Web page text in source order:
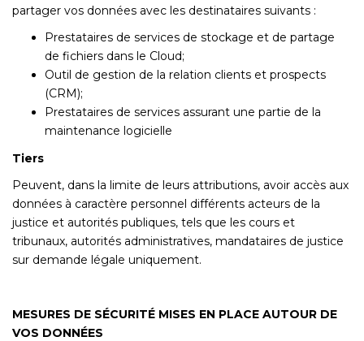
partager vos données avec les destinataires suivants :
Prestataires de services de stockage et de partage
de fichiers dans le Cloud;
Outil de gestion de la relation clients et prospects
(CRM);
Prestataires de services assurant une partie de la
maintenance logicielle
Tiers
Peuvent, dans la limite de leurs attributions, avoir accès aux
données à caractère personnel différents acteurs de la
justice et autorités publiques, tels que les cours et
tribunaux, autorités administratives, mandataires de justice
sur demande légale uniquement.
MESURES DE SÉCURITÉ MISES EN PLACE AUTOUR DE
VOS DONNÉES